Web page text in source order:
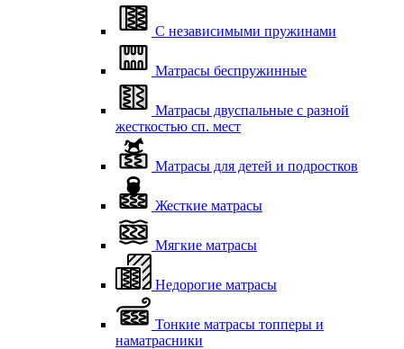
С независимыми пружинами
Матрасы беспружинные
Матрасы двуспальные с разной
жесткостью сп. мест
Матрасы для детей и подростков
Жесткие матрасы
Мягкие матрасы
Недорогие матрасы
Тонкие матрасы топперы и
наматрасники